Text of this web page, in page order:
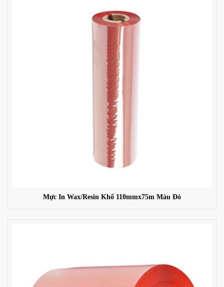
Mực In Wax/Resin Khổ 110mmx75m Màu Đỏ